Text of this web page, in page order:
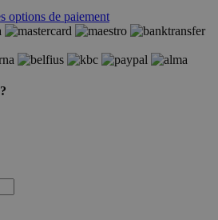
options de paiement